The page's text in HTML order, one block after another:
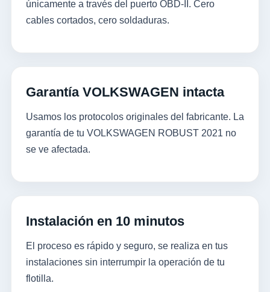
únicamente a través del puerto OBD-II. Cero
cables cortados, cero soldaduras.
Garantía VOLKSWAGEN intacta
Usamos los protocolos originales del fabricante. La
garantía de tu VOLKSWAGEN ROBUST 2021 no
se ve afectada.
Instalación en 10 minutos
El proceso es rápido y seguro, se realiza en tus
instalaciones sin interrumpir la operación de tu
flotilla.